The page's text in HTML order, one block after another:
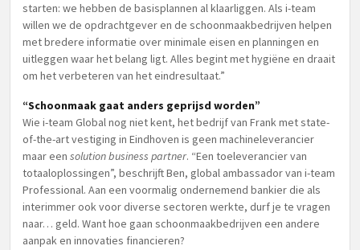
starten: we hebben de basisplannen al klaarliggen. Als i-team
willen we de opdrachtgever en de schoonmaakbedrijven helpen
met bredere informatie over minimale eisen en planningen en
uitleggen waar het belang ligt. Alles begint met hygiëne en draait
om het verbeteren van het eindresultaat.”
“Schoonmaak gaat anders geprijsd worden”
Wie i-team Global nog niet kent, het bedrijf van Frank met state-
of-the-art vestiging in Eindhoven is geen machineleverancier
maar een solution business partner. “Een toeleverancier van
totaaloplossingen”, beschrijft Ben, global ambassador van i-team
Professional. Aan een voormalig ondernemend bankier die als
interimmer ook voor diverse sectoren werkte, durf je te vragen
naar… geld. Want hoe gaan schoonmaakbedrijven een andere
aanpak en innovaties financieren?